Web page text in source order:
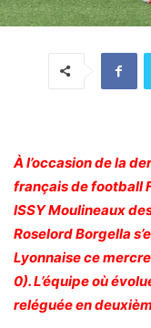
À l’occasion de la
français de football
ISSY Moulineaux
Roselord Borgella
Lyonnaise ce
0). L’équipe où
reléguée en